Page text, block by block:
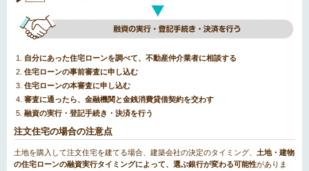
自分にあった住宅ローンを調べて、不動産仲介業者に相談する
住宅ローンの事前審査に申し込む
住宅ローンの本審査に申し込む
審査に通ったら、金融機関と金銭消費貸借契約を交わす
融資の実行・登記手続き・決済を行う
注文住宅の場合の注意点
土地を購入して注文住宅を建てる場合、建築会社の決定のタイミング、 土地・建物
の住宅ローンの融資実行タイミングによって、選ぶ銀行が変わる可能性がありま